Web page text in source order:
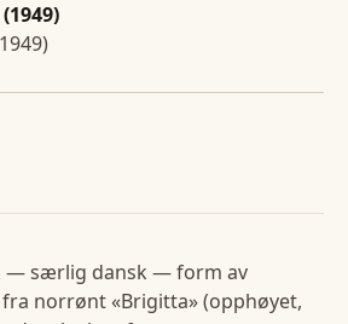
— særlig dansk — form av
norrønt «Brigitta» (opphøyet,